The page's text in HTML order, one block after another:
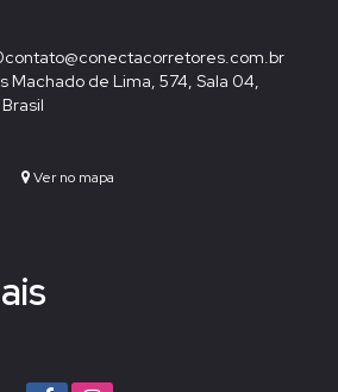
contato@conectacorretores.com.br
Machado de Lima, 574, Sala 04,
Brasil
Ver no mapa